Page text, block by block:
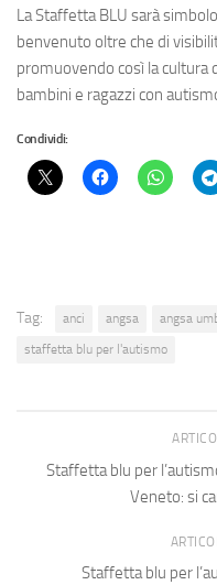
La Staffetta BLU sarà
benvenuto oltre che di
promuovendo così la cultura
bambini e ragazzi con
Condividi:
Tag: anci angsa angsa
staffetta blu per l'autismo
Staffetta blu per
Veneto: si
Staffetta blu per